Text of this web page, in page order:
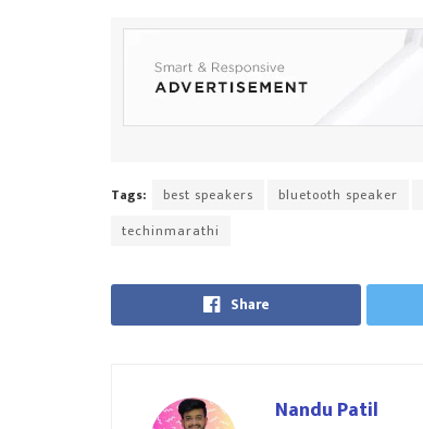
Tags: best speakers bluetooth speaker
techinmarathi
Share
Nandu Patil